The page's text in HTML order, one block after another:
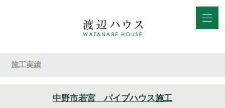
施工実績
中野市若宮 パイプハウス施工